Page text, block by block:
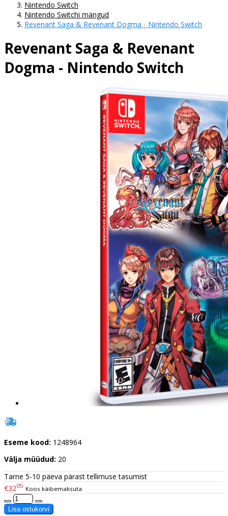
Nintendo Switch
Nintendo Switchi mängud
Revenant Saga & Revenant Dogma - Nintendo Switch
Revenant Saga & Revenant
Dogma - Nintendo Switch
Eseme kood: 1248964
Välja müüdud: 20
Tarne 5-10 päeva pärast tellimuse tasumist
€3205 Koos käibemaksuta